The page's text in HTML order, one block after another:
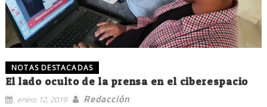
NOTAS DESTACADAS
El lado oculto de la prensa en el ciberespacio
enero 12, 2019
Redacción